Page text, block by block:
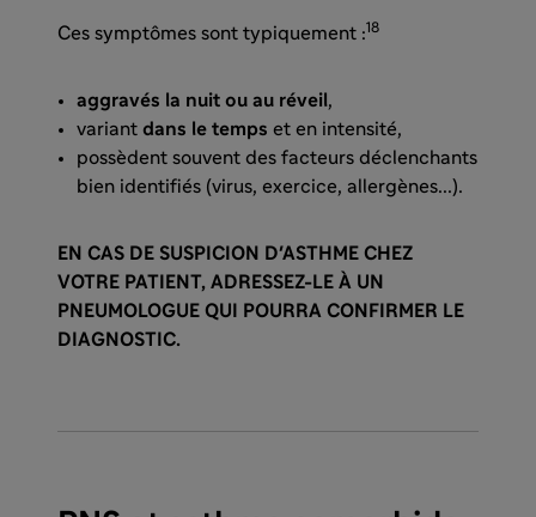
Ces symptômes sont typiquement :18
aggravés la nuit ou au réveil,
variant dans le temps et en intensité,
possèdent souvent des facteurs déclenchants
bien identifiés (virus, exercice, allergènes...).
EN CAS DE SUSPICION D'ASTHME CHEZ
VOTRE PATIENT, ADRESSEZ-LE À UN
PNEUMOLOGUE QUI POURRA CONFIRMER LE
DIAGNOSTIC.